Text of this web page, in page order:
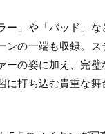
ー」や「バッド」
ンの一端も収録。
ーの姿に加え、完璧
に打ち込む貴重な